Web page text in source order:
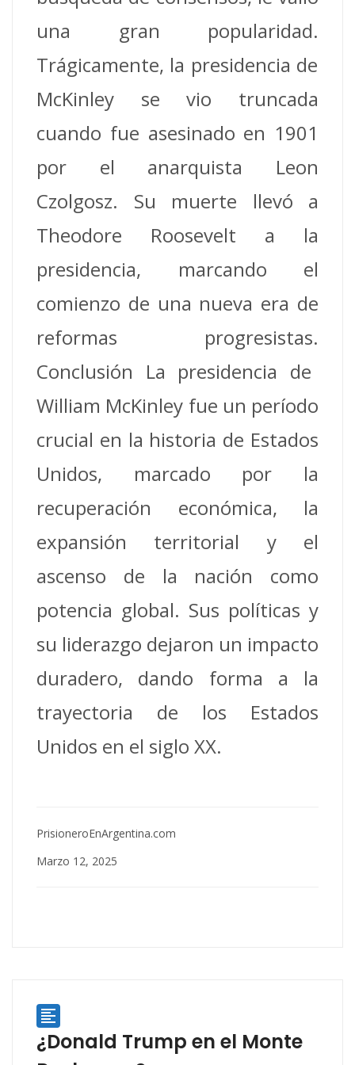
una gran popularidad.
Trágicamente, la presidencia de
McKinley se vio truncada
cuando fue asesinado en 1901
por el anarquista Leon
Czolgosz.
Su muerte llevó a
Theodore Roosevelt a la
presidencia, marcando el
comienzo de una nueva era de
reformas progresistas.
Conclusión La presidencia de
William McKinley fue un período
crucial en la historia de Estados
Unidos, marcado por la
recuperación económica, la
expansión territorial y el
ascenso de la nación como
potencia global. Sus políticas y
su liderazgo dejaron un impacto
duradero, dando forma a la
trayectoria de los Estados
Unidos en el siglo XX.
PrisioneroEnArgentina.com
Marzo 12, 2025

¿Donald Trump en el Monte